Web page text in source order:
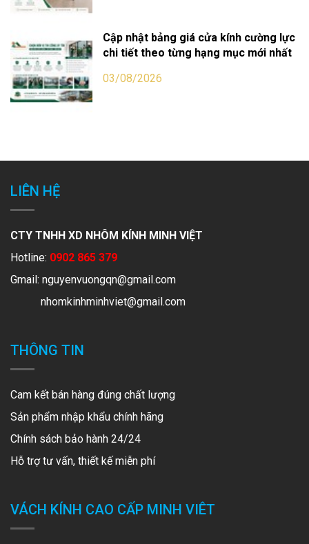
Cập nhật bảng giá cửa kính cường lực
chi tiết theo từng hạng mục mới nhất
03/08/2026
LIÊN HỆ
CTY TNHH XD NHÔM KÍNH MINH VIỆT
Hotline: 0902 865 379
Gmail: nguyenvuongqn@gmail.com
nhomkinhminhviet@gmail.com
THÔNG TIN
Cam kết bán hàng đúng chất lượng
Sản phẩm nhập khẩu chính hãng
Chính sách bảo hành 24/24
Hỗ trợ tư vấn, thiết kế miễn phí
VÁCH KÍNH CAO CẤP MINH VIÊT